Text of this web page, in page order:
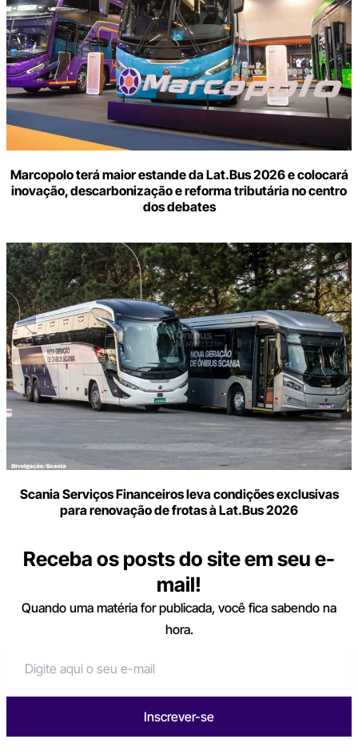
Marcopolo terá maior estande da Lat.Bus 2026 e colocará
inovação, descarbonização e reforma tributária no centro
dos debates
Scania Serviços Financeiros leva condições exclusivas
para renovação de frotas à Lat.Bus 2026
Receba os posts do site em seu e-
mail!
Quando uma matéria for publicada, você fica sabendo na
hora.
Inscrever-se